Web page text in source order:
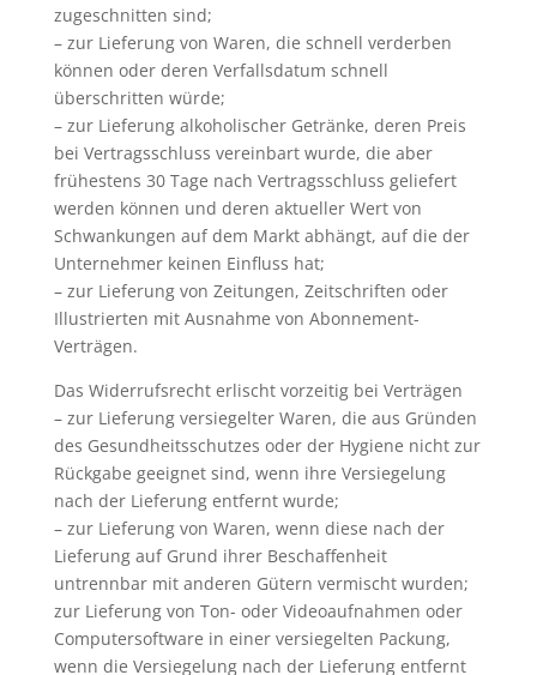
zugeschnitten sind;
– zur Lieferung von Waren, die schnell verderben
können oder deren Verfallsdatum schnell
überschritten würde;
– zur Lieferung alkoholischer Getränke, deren Preis
bei Vertragsschluss vereinbart wurde, die aber
frühestens 30 Tage nach Vertragsschluss geliefert
werden können und deren aktueller Wert von
Schwankungen auf dem Markt abhängt, auf die der
Unternehmer keinen Einfluss hat;
– zur Lieferung von Zeitungen, Zeitschriften oder
Illustrierten mit Ausnahme von Abonnement-
Verträgen.
Das Widerrufsrecht erlischt vorzeitig bei Verträgen
– zur Lieferung versiegelter Waren, die aus Gründen
des Gesundheitsschutzes oder der Hygiene nicht zur
Rückgabe geeignet sind, wenn ihre Versiegelung
nach der Lieferung entfernt wurde;
– zur Lieferung von Waren, wenn diese nach der
Lieferung auf Grund ihrer Beschaffenheit
untrennbar mit anderen Gütern vermischt wurden;
zur Lieferung von Ton- oder Videoaufnahmen oder
Computersoftware in einer versiegelten Packung,
wenn die Versiegelung nach der Lieferung entfernt